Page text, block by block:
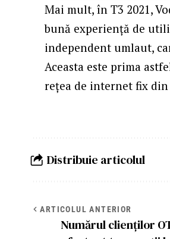
Mai mult, în T3 2021,
bună experiență de
independent umlaut,
Aceasta este prima
rețea de internet fix din
Distribuie articolul
ARTICOLUL ANTERIOR
Numărul clienților